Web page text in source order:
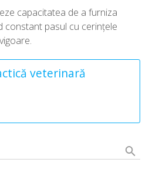
capacitatea de a furniza
constant pasul cu cerinţele
veterinară